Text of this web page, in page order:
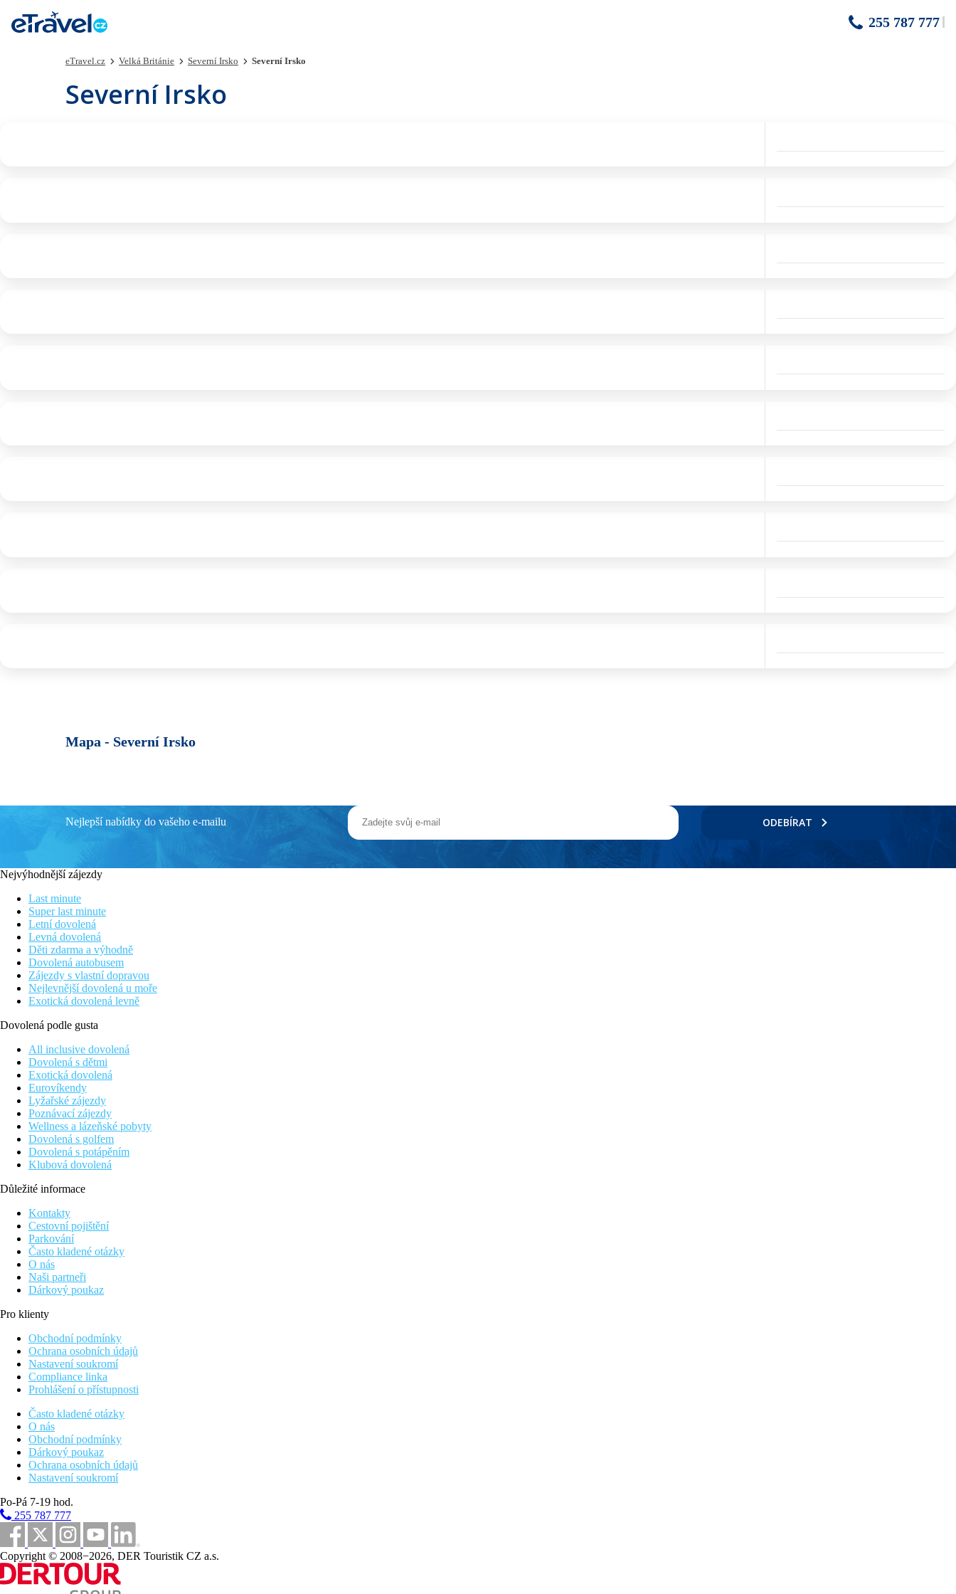
255 787 777
eTravel.cz Velká Británie Severní Irsko Severní Irsko
Severní Irsko
Mapa - Severní Irsko
Nejlepší nabídky do vašeho e-mailu ODEBÍRAT
Nejvýhodnější zájezdy
Last minute
Super last minute
Letní dovolená
Levná dovolená
Děti zdarma a výhodně
Dovolená autobusem
Zájezdy s vlastní dopravou
Nejlevnější dovolená u moře
Exotická dovolená levně
Dovolená podle gusta
All inclusive dovolená
Dovolená s dětmi
Exotická dovolená
Eurovíkendy
Lyžařské zájezdy
Poznávací zájezdy
Wellness a lázeňské pobyty
Dovolená s golfem
Dovolená s potápěním
Klubová dovolená
Důležité informace
Kontakty
Cestovní pojištění
Parkování
Často kladené otázky
O nás
Naši partneři
Dárkový poukaz
Pro klienty
Obchodní podmínky
Ochrana osobních údajů
Nastavení soukromí
Compliance linka
Prohlášení o přístupnosti
Často kladené otázky
O nás
Obchodní podmínky
Dárkový poukaz
Ochrana osobních údajů
Nastavení soukromí
Po-Pá 7-19 hod.
255 787 777
Copyright © 2008−2026, DER Touristik CZ a.s.